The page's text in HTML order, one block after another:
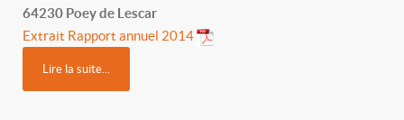
64230 Poey de Lescar
Extrait Rapport annuel 2014
Lire la suite...